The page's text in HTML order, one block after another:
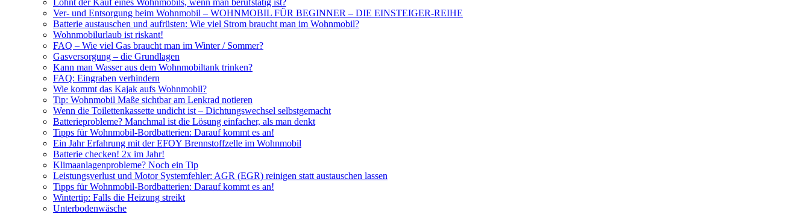
Ver- und Entsorgung beim Wohnmobil – WOHNMOBIL FÜR BEGINNER – DIE EINSTEIGER-REIHE
Batterie austauschen und aufrüsten: Wie viel Strom braucht man im Wohnmobil?
Wohnmobilurlaub ist riskant!
FAQ – Wie viel Gas braucht man im Winter / Sommer?
Gasversorgung – die Grundlagen
Kann man Wasser aus dem Wohnmobiltank trinken?
FAQ: Eingraben verhindern
Wie kommt das Kajak aufs Wohnmobil?
Tip: Wohnmobil Maße sichtbar am Lenkrad notieren
Wenn die Toilettenkassette undicht ist – Dichtungswechsel selbstgemacht
Batterieprobleme? Manchmal ist die Lösung einfacher, als man denkt
Tipps für Wohnmobil-Bordbatterien: Darauf kommt es an!
Ein Jahr Erfahrung mit der EFOY Brennstoffzelle im Wohnmobil
Batterie checken! 2x im Jahr!
Klimaanlagenprobleme? Noch ein Tip
Leistungsverlust und Motor Systemfehler: AGR (EGR) reinigen statt austauschen lassen
Tipps für Wohnmobil-Bordbatterien: Darauf kommt es an!
Wintertip: Falls die Heizung streikt
Unterbodenwäsche